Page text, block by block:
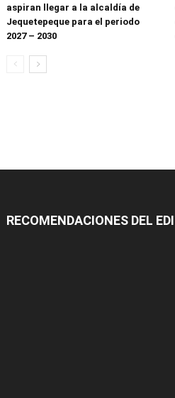
aspiran llegar a la alcaldía de
Jequetepeque para el periodo
2027 – 2030
RECOMENDACIONES DEL